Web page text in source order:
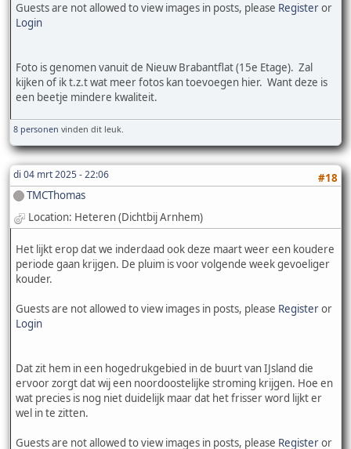
Guests are not allowed to view images in posts, please Registeror
Login
Foto is genomen vanuit de Nieuw Brabantflat (15e Etage). Zal
kijken of ik t.z.t wat meer fotos kan toevoegen hier. Want deze is
een beetje mindere kwaliteit.
8 personen vinden dit leuk.
di 04 mrt 2025 - 22:06
#18
TMCThomas
Location: Heteren (Dichtbij Arnhem)
Het lijkt erop dat we inderdaad ook deze maart weer een koudere
periode gaan krijgen. De pluim is voor volgende week gevoeliger
kouder.
Guests are not allowed to view images in posts, please Registeror
Login
Dat zit hem in een hogedrukgebied in de buurt van IJsland die
ervoor zorgt dat wij een noordoostelijke stroming krijgen. Hoe en
wat precies is nog niet duidelijk maar dat het frisser word lijkt er
wel in te zitten.
Guests are not allowed to view images in posts, please Registeror